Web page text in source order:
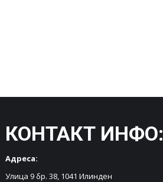
КОНТАКТ ИНФО:
Адреса:
Улица 9 бр. 38, 1041 Илинден